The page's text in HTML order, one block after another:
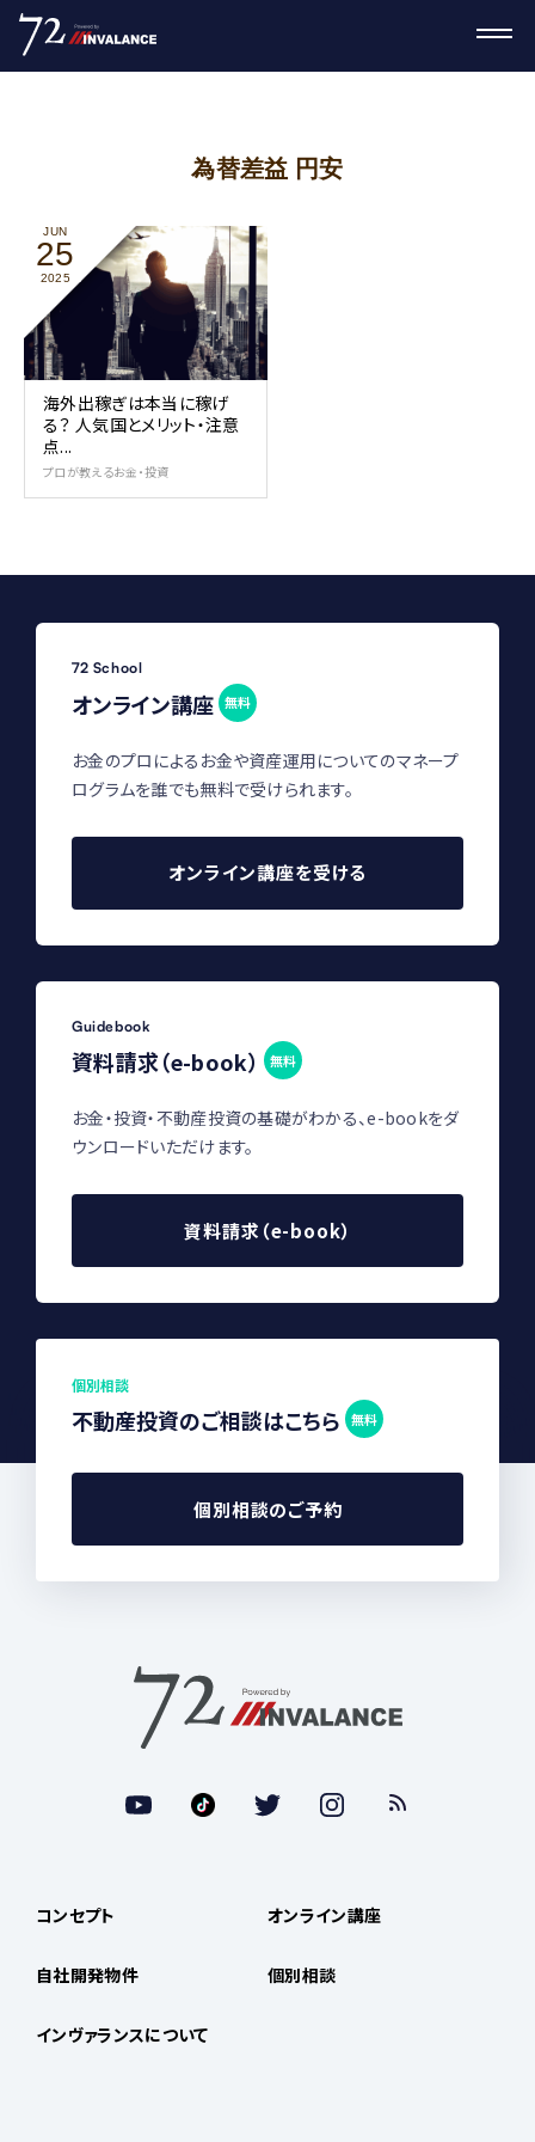
為替差益 円安
JUN
25
2025
海外出稼ぎは本当に稼げ
る？ 人気国とメリット・注意
点...
プロが教えるお金・投資
72 School
オンライン講座 無料
お金のプロによるお金や資産運用についてのマネープ
ログラムを誰でも無料で受けられます。
オンライン講座を受ける
Guidebook
資料請求（e-book） 無料
お金・投資・不動産投資の基礎がわかる、e-bookをダ
ウンロードいただけます。
資料請求（e-book）
個別相談
不動産投資のご相談はこちら 無料
個別相談のご予約
コンセプト
自社開発物件
インヴァランスについて
オンライン講座
個別相談